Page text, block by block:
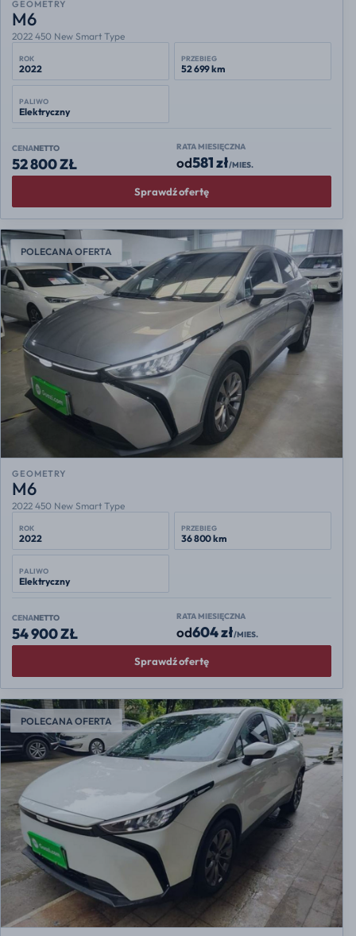
GEOMETRY
M6
2022 450 New Smart Type
ROK
2022
PRZEBIEG
52 699 km
PALIWO
Elektryczny
CENANETTO
52 800 ZŁ
RATA MIESIĘCZNA
od581 zł/MIES.
Sprawdź ofertę
POLECANA OFERTA
GEOMETRY
M6
2022 450 New Smart Type
ROK
2022
PRZEBIEG
36 800 km
PALIWO
Elektryczny
CENANETTO
54 900 ZŁ
RATA MIESIĘCZNA
od604 zł/MIES.
Sprawdź ofertę
POLECANA OFERTA